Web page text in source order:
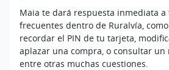
Maia te dará respuesta inmediata
frecuentes dentro de Ruralvía,
recordar el PIN de tu tarjeta,
aplazar una compra, o consultar un
entre otras muchas cuestiones.